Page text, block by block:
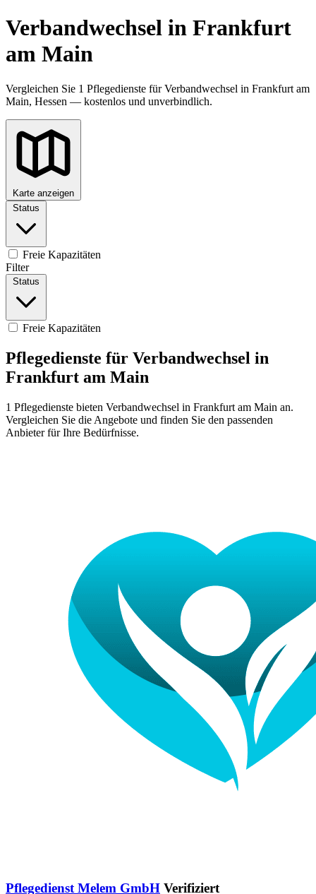
Verbandwechsel in Frankfurt
am Main
Vergleichen Sie 1 Pflegedienste für Verbandwechsel in Frankfurt am
Main, Hessen — kostenlos und unverbindlich.
Karte anzeigen
Status
Freie Kapazitäten
Filter
Status
Freie Kapazitäten
Pflegedienste für Verbandwechsel in
Frankfurt am Main
1 Pflegedienste bieten Verbandwechsel in Frankfurt am Main an.
Vergleichen Sie die Angebote und finden Sie den passenden
Anbieter für Ihre Bedürfnisse.
Pflegedienst Melem GmbH Verifiziert